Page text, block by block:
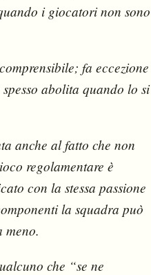
i giocatori non sono
fa eccezione
abolita quando lo si
anche al fatto che non
regolamentare è
con la stessa passione
la squadra può
meno.
che “se ne